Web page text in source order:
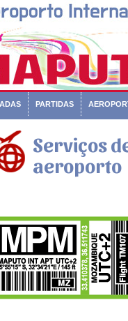
PARTIDAS
Serviços
aeroporto